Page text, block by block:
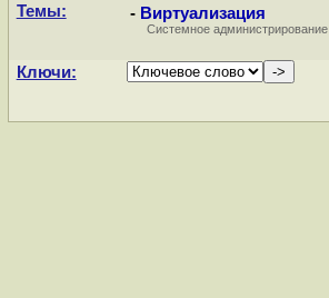
Темы: - Виртуализация
Системное администрирование
Ключи: